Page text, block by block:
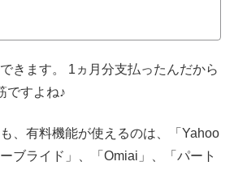
きます。 1ヵ月分支払ったんだから
ですよね♪
、有料機能が使えるのは、「Yahoo
ブライド」、「Omiai」、「パート